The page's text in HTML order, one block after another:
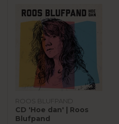
ROOS BLUFPAND
CD 'Hoe dan' | Roos
Blufpand